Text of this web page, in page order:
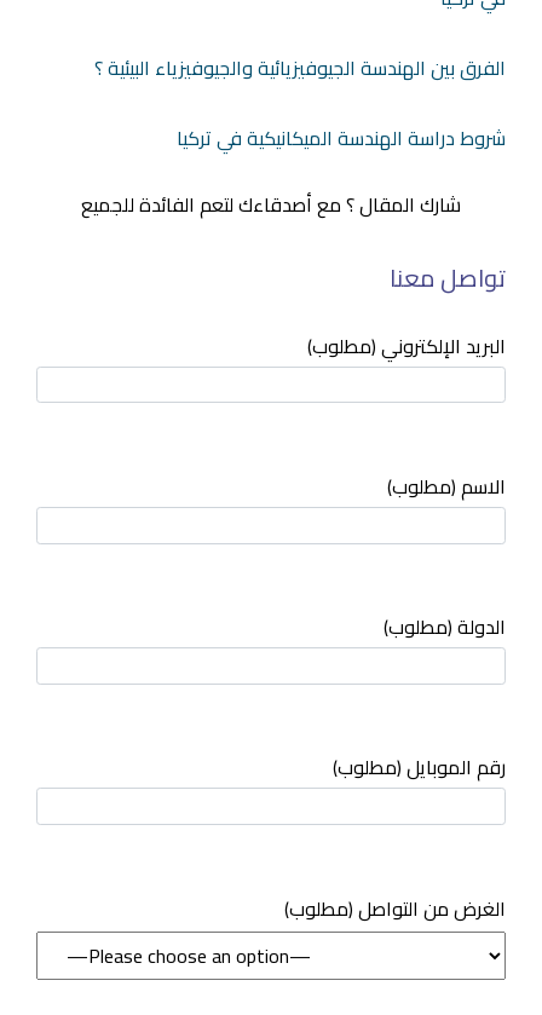
الفرق بين الهندسة الجيوفيزيائية والجيوفيزياء البيئية ؟
شروط دراسة الهندسة الميكانيكية في تركيا
شارك المقال ؟ مع أصدقاءك لتعم الفائدة للجميع
تواصل معنا
البريد الإلكتروني (مطلوب)
الاسم (مطلوب)
الدولة (مطلوب)
رقم الموبايل (مطلوب)
(مطلوب) الغرض من التواصل